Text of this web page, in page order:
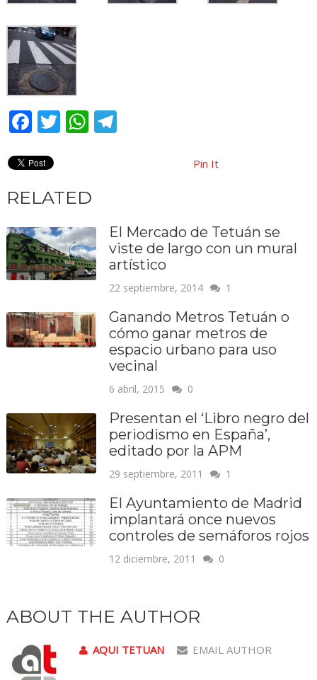
Facebook
Twitter
WhatsApp
Telegram
Pin It
RELATED
El Mercado de Tetuán se
viste de largo con un mural
artístico
22 septiembre, 2014 1
Ganando Metros Tetuán o
cómo ganar metros de
espacio urbano para uso
vecinal
6 abril, 2015 0
Presentan el ‘Libro negro del
periodismo en España’,
editado por la APM
29 septiembre, 2011 1
El Ayuntamiento de Madrid
implantará once nuevos
controles de semáforos rojos
12 diciembre, 2011 0
ABOUT THE AUTHOR
AQUI TETUAN EMAIL AUTHOR